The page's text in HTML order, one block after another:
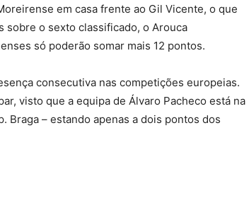
em casa frente ao Gil Vicente, o que
sobre o sexto classificado, o Arouca
só poderão somar mais 12 pontos.
consecutiva nas competições europeias.
visto que a equipa de Álvaro Pacheco está na
Braga – estando apenas a dois pontos dos